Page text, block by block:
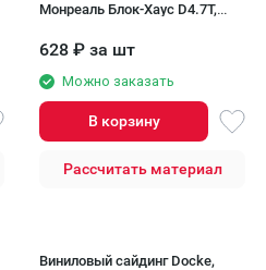
Монреаль Блок-Хаус D4.7T,
628 ₽ за шт
Можно заказать
В корзину
Рассчитать материал
Виниловый сайдинг Docke,